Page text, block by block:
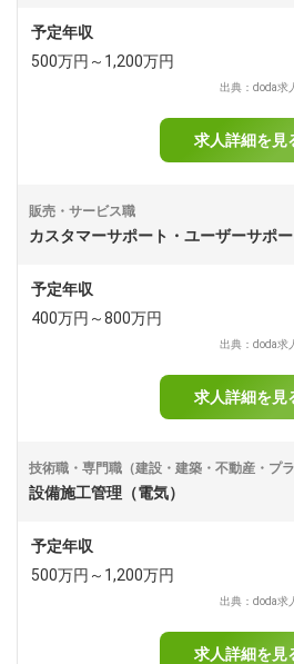
予定年収
500万円～1,200万円
出典：doda求
求人詳細を見
販売・サービス職
カスタマーサポート・ユーザーサポ
予定年収
400万円～800万円
出典：doda求
求人詳細を見
技術職・専門職（建設・建築・不動産・プラ
設備施工管理（電気）
予定年収
500万円～1,200万円
出典：doda求
求人詳細を見